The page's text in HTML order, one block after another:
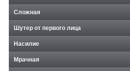
Сложная
Шутер от первого лица
Насилие
Мрачная